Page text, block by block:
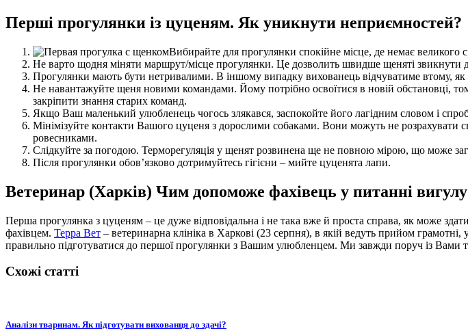
Перші прогулянки із цуценям. Як уникнути неприємностей?
Вибирайте для прогулянки спокійне місце, де немає
Не варто щодня міняти маршрут/місце прогулянки. Це дозволить швидше щеняті звикнути
Прогулянки мають бути нетривалими. В іншому випадку вихованець відчуватиме втому, як
Не навантажуйте щеня новими командами. Йому потрібно освоїтися в новій обстановці,
закріпити знання старих команд.
Якщо Ваш маленький улюбленець чогось злякався, заспокойте його лагідним словом і
Мінімізуйте контакти Вашого цуценя з дорослими собаками. Вони можуть не розрахувати
ровесниками.
Слідкуйте за погодою. Терморегуляція у щенят розвинена ще не повною мірою, що може
Після прогулянки обов’язково дотримуйтесь гігієни – мийте цуценята лапи.
Ветеринар (Харків) Чим допоможе фахівець у питанні
Перша прогулянка з цуценям – це дуже відповідальна і не така вже й проста справа, як може
фахівцем. Терра Вет – ветеринарна клініка в Харкові (23 серпня), в якій ведуть прийом грамотні,
правильно підготуватися до першої прогулянки з Вашим улюбленцем. Ми завжди поруч із Вами
Схожі статті
Аналізи тваринам. Як підготувати вихованця до здачі?